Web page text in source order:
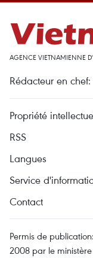
AGENCE VIETNAMIENNE
Rédacteur en
Propriété
RSS
Langues
Service
Contact
Permis de
2008 par le